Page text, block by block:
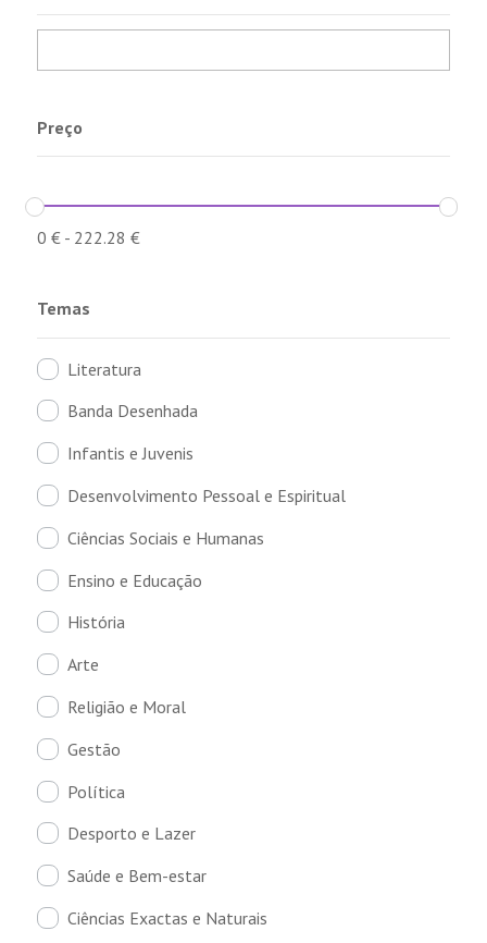
Preço
0 €- 222.28 €
Temas
Literatura
Banda Desenhada
Infantis e Juvenis
Desenvolvimento Pessoal e Espiritual
Ciências Sociais e Humanas
Ensino e Educação
História
Arte
Religião e Moral
Gestão
Política
Desporto e Lazer
Saúde e Bem-estar
Ciências Exactas e Naturais